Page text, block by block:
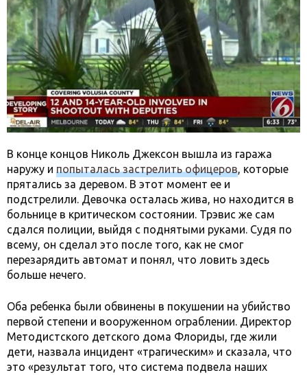
В конце концов Николь Джексон вышла из гаража
наружу и попыталась застрелить офицеров, которые
прятались за деревом. В этот момент ее и
подстрелили. Девочка осталась жива, но находится в
больнице в критическом состоянии. Трэвис же сам
сдался полиции, выйдя с поднятыми руками. Судя по
всему, он сделал это после того, как не смог
перезарядить автомат и понял, что ловить здесь
больше нечего.
Оба ребенка были обвинены в покушении на убийство
первой степени и вооруженном ограблении. Директор
Методистского детского дома Флориды, где жили
дети, назвала инцидент «трагическим» и сказала, что
это «результат того, что система подвела наших